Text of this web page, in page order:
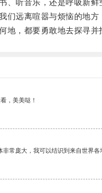
听音乐，还是呼吸新鲜
远离喧嚣与烦恼的地方
，都要勇敢地去探寻并
，美美哒！
常庞大，我可以结识到来自世界各